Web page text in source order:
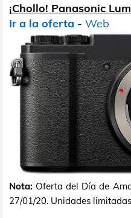
¡Chollo! Panasonic
Ir a la oferta - Web
Nota: Oferta del Día de
27/01/20. Unidades